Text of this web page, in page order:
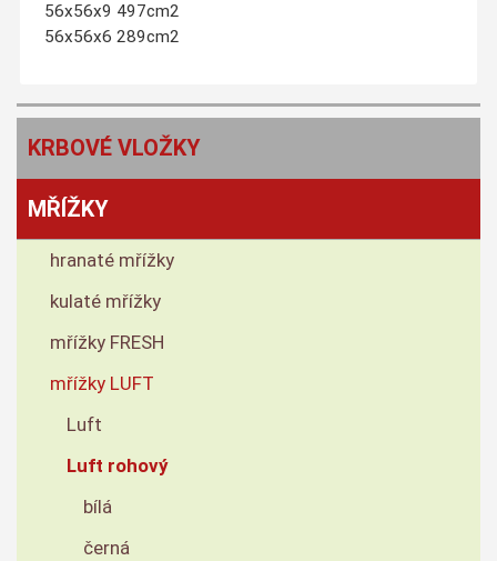
56x56x9 497cm2
56x56x6 289cm2
KRBOVÉ VLOŽKY
MŘÍŽKY
hranaté mřížky
kulaté mřížky
mřížky FRESH
mřížky LUFT
Luft
Luft rohový
bílá
černá